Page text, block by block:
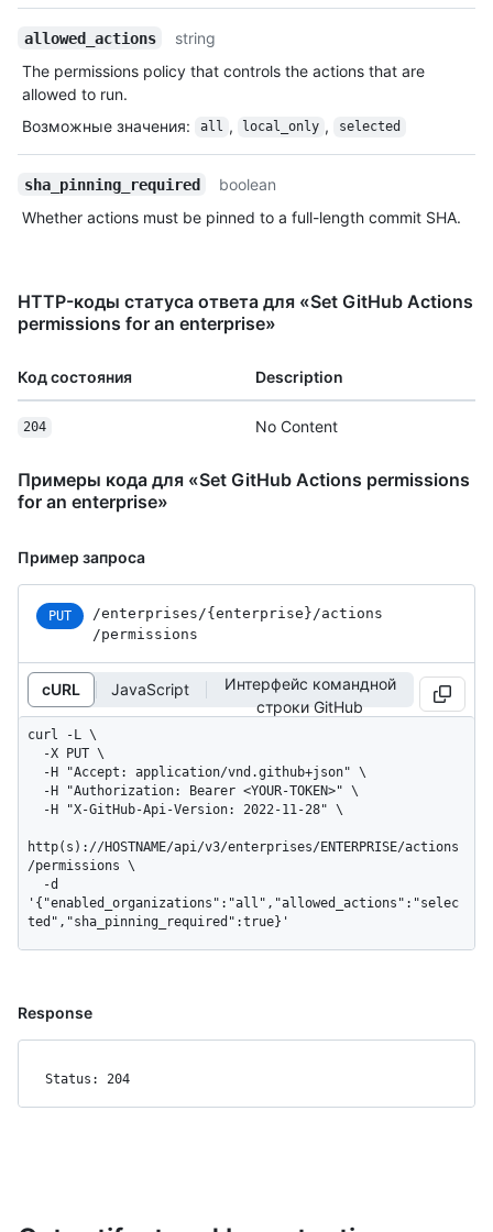
allowed_actions
string
The permissions policy that controls the actions that are
allowed to run.
Возможные значения: all , local_only , selected
sha_pinning_required
boolean
Whether actions must be pinned to a full-length commit SHA.
HTTP-коды статуса ответа для «Set GitHub Actions
permissions for an enterprise»
Код состояния Description
204 No Content
Примеры кода для «Set GitHub Actions permissions
for an enterprise»
Пример запроса
PUT /enterprises /{enterprise} /actions
/permissions
cURL JavaScript
Интерфейс командной
строки GitHub
curl -L \
http(s)://HOSTNAME/api/v3/enterprises/ENTERPRISE/actions
/permissions \
'{"enabled_organizations":"all","allowed_actions":"selec
ted","sha_pinning_required":true}'
Response
Status: 204